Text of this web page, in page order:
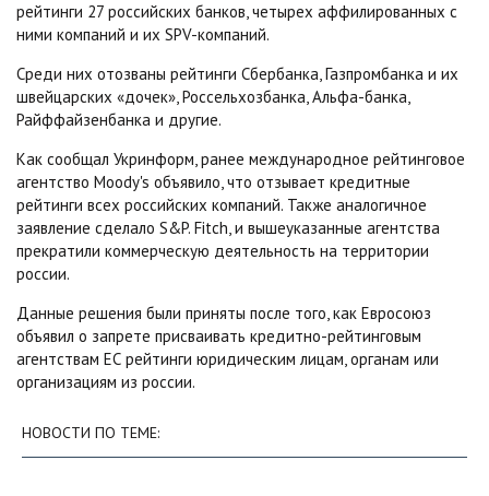
рейтинги 27 российских банков, четырех аффилированных с
ними компаний и их SPV-компаний.
Среди них отозваны рейтинги Сбербанка, Газпромбанка и их
швейцарских «дочек», Россельхозбанка, Альфа-банка,
Райффайзенбанка и другие.
Как сообщал Укринформ, ранее международное рейтинговое
агентство Moody's объявило, что отзывает кредитные
рейтинги всех российских компаний. Также аналогичное
заявление сделало S&P. Fitch, и вышеуказанные агентства
прекратили коммерческую деятельность на территории
россии.
Данные решения были приняты после того, как Евросоюз
объявил о запрете присваивать кредитно-рейтинговым
агентствам ЕС рейтинги юридическим лицам, органам или
организациям из россии.
НОВОСТИ ПО ТЕМЕ: